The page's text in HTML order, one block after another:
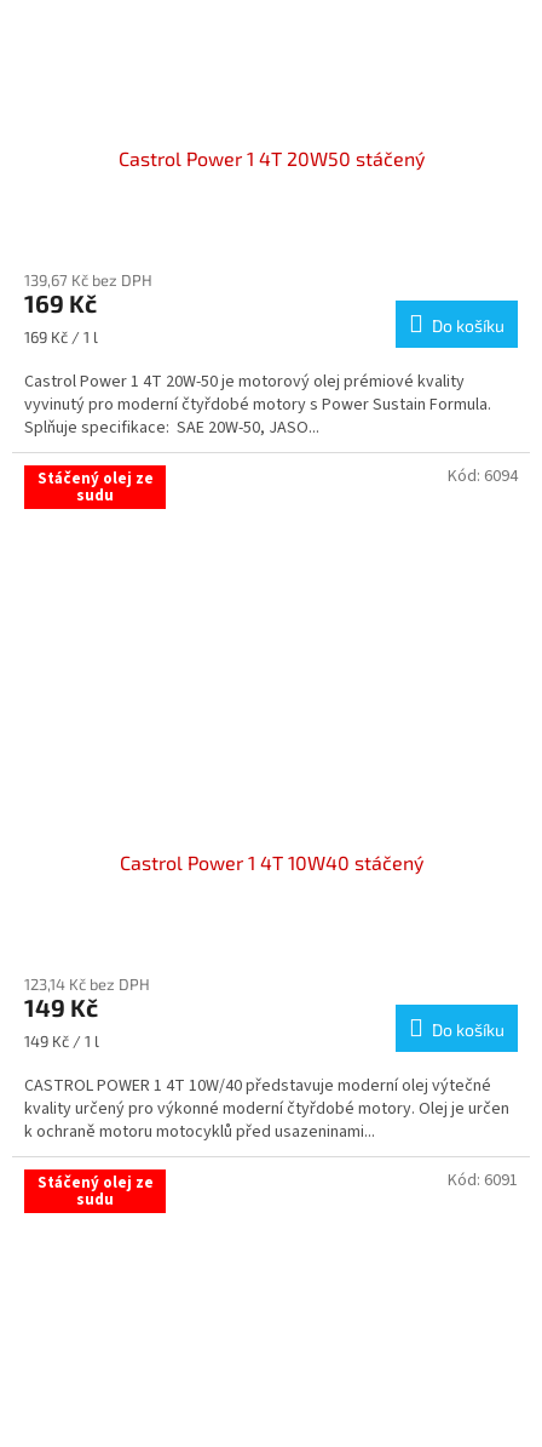
Castrol Power 1 4T 20W50 stáčený
produktu
je
5,0
5
hvězdiček.
139,67 Kč bez DPH
169 Kč
Měrná
169 Kč / 1 l
Do košíku
Castrol Power 1 4T 20W-50 je motorový olej prémiové kvality
vyvinutý pro moderní čtyřdobé motory s Power Sustain Formula.
Splňuje specifikace: SAE 20W-50, JASO...
Stáčený olej ze
sudu
Castrol Power 1 4T 10W40 stáčený
produktu
je
5,0
5
hvězdiček.
123,14 Kč bez DPH
149 Kč
Měrná
149 Kč / 1 l
Do košíku
CASTROL POWER 1 4T 10W/40 představuje moderní olej výtečné
kvality určený pro výkonné moderní čtyřdobé motory. Olej je určen
k ochraně motoru motocyklů před usazeninami...
Kód: 6094
Stáčený olej ze
sudu
Kód: 6091